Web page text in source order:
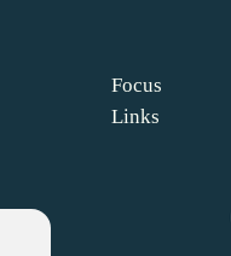
Focus
Links